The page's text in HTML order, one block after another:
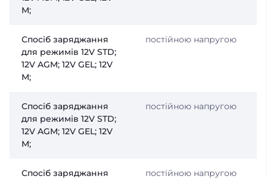
М;
Спосіб заряджання
для режимів 12V STD;
12V AGM; 12V GEL; 12V
М;
постійною напругою
Спосіб заряджання
для режимів 12V STD;
12V AGM; 12V GEL; 12V
М;
постійною напругою
Спосіб заряджання
постійною напругою